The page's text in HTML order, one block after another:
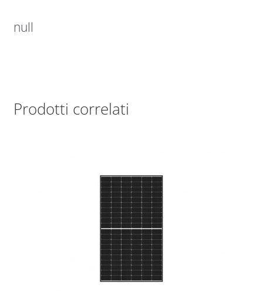
null
Prodotti correlati